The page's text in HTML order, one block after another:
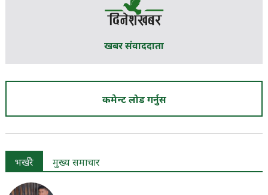
खबर संवाददाता
कमेन्ट लोड गर्नुस
भर्खरै मुख्य समाचार